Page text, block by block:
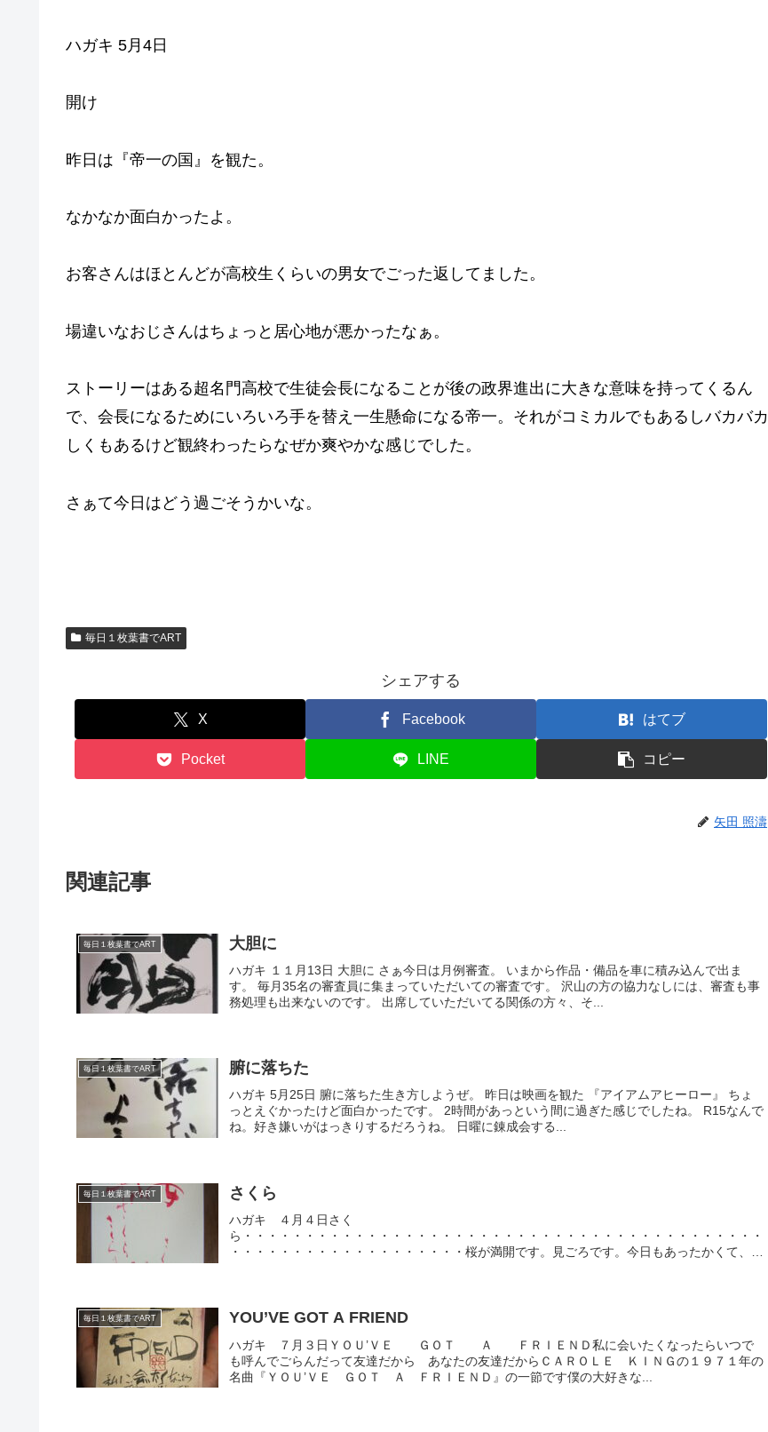
ハガキ 5月4日
開け
昨日は『帝一の国』を観た。
なかなか面白かったよ。
お客さんはほとんどが高校生くらいの男女でごった返してました。
場違いなおじさんはちょっと居心地が悪かったなぁ。
ストーリーはある超名門高校で生徒会長になることが後の政界進出に大きな意味を持ってくるん
で、会長になるためにいろいろ手を替え一生懸命になる帝一。それがコミカルでもあるしバカバカ
しくもあるけど観終わったらなぜか爽やかな感じでした。
さぁて今日はどう過ごそうかいな。
毎日１枚葉書でART
シェアする
X Facebook はてブ
Pocket LINE コピー
矢田 照濤
関連記事
毎日１枚葉書でART 大胆に
ハガキ １１月13日 大胆に さぁ今日は月例審査。 いまから作品・備品を車に積み込んで出ま
す。 毎月35名の審査員に集まっていただいての審査です。 沢山の方の協力なしには、審査も事
務処理も出来ないのです。 出席していただいてる関係の方々、そ...
毎日１枚葉書でART 腑に落ちた
ハガキ 5月25日 腑に落ちた生き方しようぜ。 昨日は映画を観た 『アイアムアヒーロー』 ちょ
っとえぐかったけど面白かったです。 2時間があっという間に過ぎた感じでしたね。 R15なんで
ね。好き嫌いがはっきりするだろうね。 日曜に錬成会する...
毎日１枚葉書でART さくら
ハガキ ４月４日さく
ら・・・・・・・・・・・・・・・・・・・・・・・・・・・・・・・・・・・・・・・・・・
・・・・・・・・・・・・・・・・・・・桜が満開です。見ごろです。今日もあったかくて、花
毎日１枚葉書でART YOU’VE GOT A FRIEND
ハガキ ７月３日ＹＯＵ’ＶＥ ＧＯＴ Ａ ＦＲＩＥＮＤ私に会いたくなったらいつで
も呼んでごらんだって友達だから あなたの友達だからＣＡＲＯＬＥ ＫＩＮＧの１９７１年の
名曲『ＹＯＵ’ＶＥ ＧＯＴ Ａ ＦＲＩＥＮＤ』の一節です僕の大好きな...